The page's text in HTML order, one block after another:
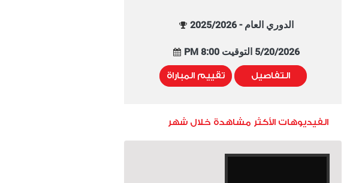
الدوري العام - 2025/2026
5/20/2026 التوقيت 8:00 PM
التفاصيل تقييم المباراة
الفيديوهات الأكثر مشاهدة خلال شهر